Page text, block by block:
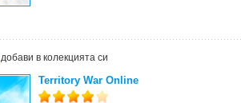
добави в колекцията си
Territory War Online